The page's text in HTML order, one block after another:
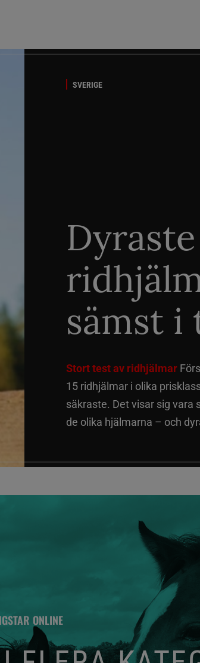
SVERIGE
Dyraste
sämst i
Stort test av ridhjälmar
15 ridhjälmar i olika
säkraste. Det visar sig vara
de olika hjälmarna – och
ONLINE